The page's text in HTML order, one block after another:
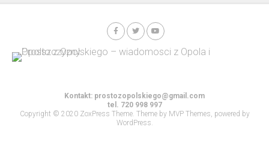
Kontakt: prostozopolskiego@gmail.com
tel. 720 998 997
Copyright © 2020 ZoxPress Theme. Theme by MVP Themes, powered by
WordPress.